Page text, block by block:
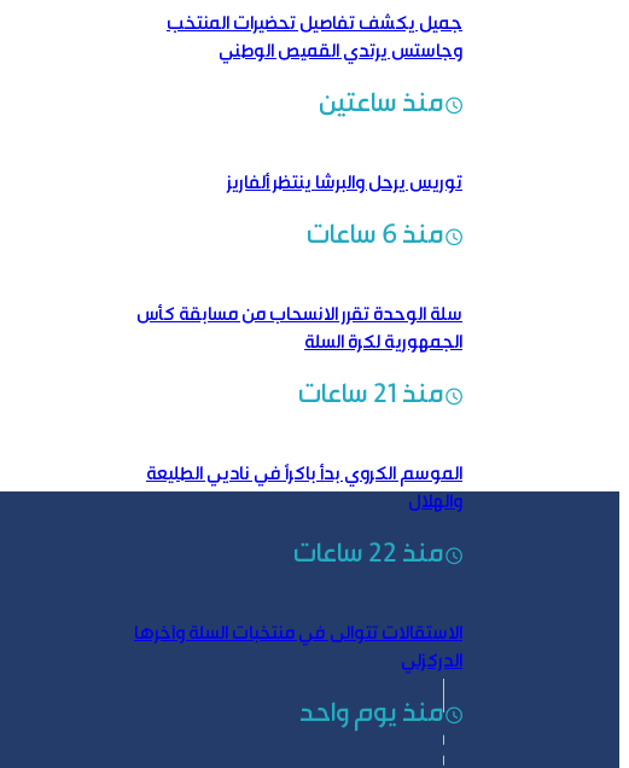
جميل يكشف تفاصيل تحضيرات المنتخب
وجاستس يرتدي القميص الوطني
منذ ساعتين
توريس يرحل والبرشا ينتظر ألفاريز
منذ 6 ساعات
سلة الوحدة تقرر الانسحاب من مسابقة كأس
الجمهورية لكرة السلة
منذ 21 ساعات
الموسم الكروي بدأ باكراً في ناديي الطليعة
والهلال
منذ 22 ساعات
الاستقالات تتوالى في منتخبات السلة وآخرها
الدركزلي
منذ يوم واحد